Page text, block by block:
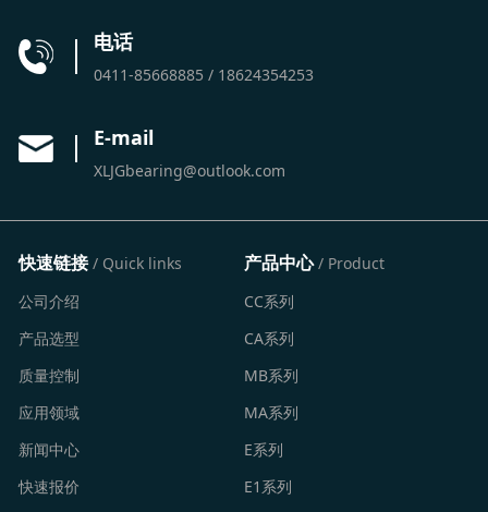
电话
0411-85668885 / 18624354253
E-mail
XLJGbearing@outlook.com
快速链接/ Quick links
公司介绍
产品选型
质量控制
应用领域
新闻中心
快速报价
产品中心/ Product
CC系列
CA系列
MB系列
MA系列
E系列
E1系列